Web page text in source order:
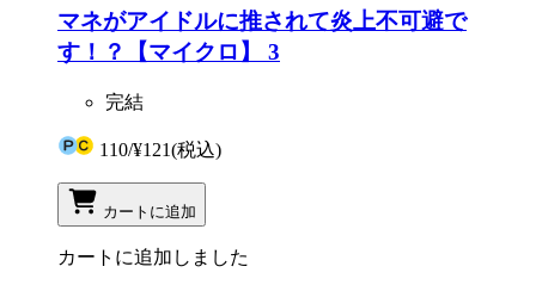
マネがアイドルに推されて炎上不可避で
す！？【マイクロ】 3
完結
110/¥121(税込)
カートに追加
カートに追加しました